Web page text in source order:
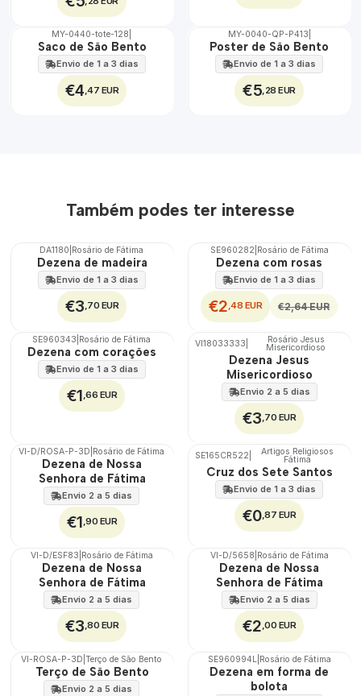
🇵🇹
100%
MY-0440-tote-128
Saco de São Bento
Envio de 1 a 3 dias
€4 ,47 EUR
🇵🇹
100%
MY-0040-QP-P413
Poster de São Bento
Envio de 1 a 3 dias
€5 ,28 EUR
Também podes ter interesse
DA1180 Rosário de Fátima
Dezena de madeira
Envio de 1 a 3 dias
€3,70 EUR
DESCONTO
SE960282 Rosário de Fátima
Dezena com rosas
Envio de 1 a 3 dias
€2,48 EUR €2,64 EUR
SE960343 Rosário de Fátima
Dezena com corações
Envio de 1 a 3 dias
€1,66 EUR
🇵🇹
VI18033333 Rosário Jesus
Misericordioso
Dezena Jesus
Misericordioso
Envio 2 a 5 dias
€3,70 EUR
🇵🇹
100%
VI-D/ROSA-P-3D Rosário de Fátima
Dezena de Nossa
Senhora de Fátima
Envio 2 a 5 dias
€1,90 EUR
SE165CR522 Artigos Religiosos
Fátima
Cruz dos Sete Santos
Envio de 1 a 3 dias
€0,87 EUR
🇵🇹
100%
VI-D/ESF83 Rosário de Fátima
Dezena de Nossa
Senhora de Fátima
Envio 2 a 5 dias
€3,80 EUR
🇵🇹
100%
VI-D/5658 Rosário de Fátima
Dezena de Nossa
Senhora de Fátima
Envio 2 a 5 dias
€2,00 EUR
🇵🇹
100%
VI-ROSA-P-3D |Terço de São Bento
Terço de São Bento
Envio 2 a 5 dias
DESCONTO
SE960994L| Rosário de Fátima
Dezena em forma de
bolota